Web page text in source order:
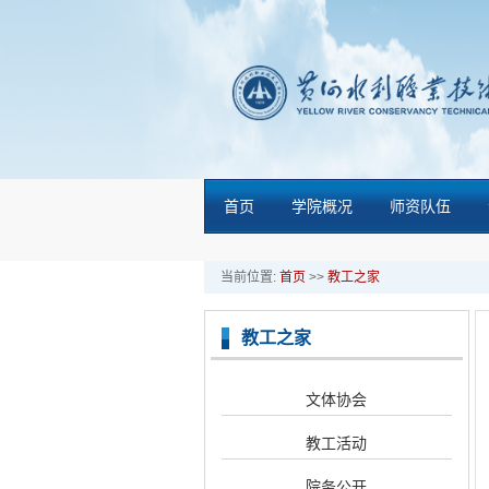
首页 学院概况 师资队伍
当前位置: 首页 >> 教工之家
教工之家
文体协会
教工活动